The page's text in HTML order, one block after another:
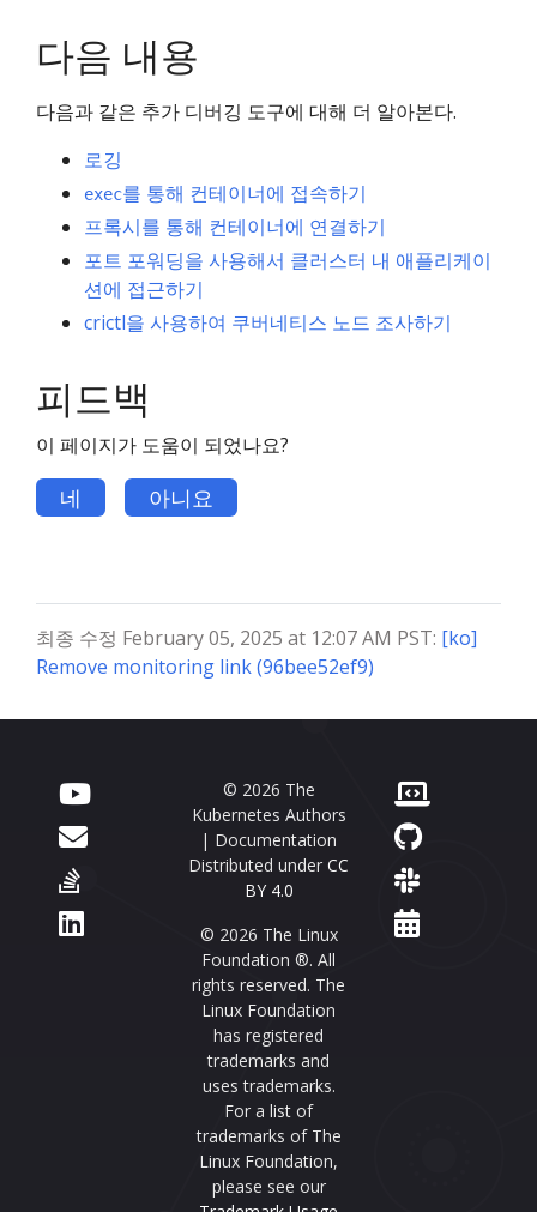
다음 내용
다음과 같은 추가 디버깅 도구에 대해 더 알아본다.
로깅
exec를 통해 컨테이너에 접속하기
프록시를 통해 컨테이너에 연결하기
포트 포워딩을 사용해서 클러스터 내 애플리케이
션에 접근하기
crictl을 사용하여 쿠버네티스 노드 조사하기
피드백
이 페이지가 도움이 되었나요?
네 아니요
최종 수정 February 05, 2025 at 12:07 AM PST: [ko]
Remove monitoring link (96bee52ef9)
© 2026 The
Kubernetes Authors
| Documentation
Distributed under CC
BY 4.0
© 2026 The Linux
Foundation ®. All
rights reserved. The
Linux Foundation
has registered
trademarks and
uses trademarks.
For a list of
trademarks of The
Linux Foundation,
please see our